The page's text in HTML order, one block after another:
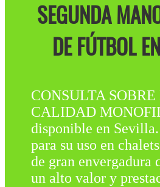
SEGUNDA
DE FÚTBOL
CONSULTA
CALIDAD
disponible en
para su uso en
de gran envergadura
un alto valor y